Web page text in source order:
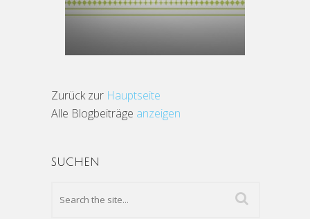
Zurück zur Hauptseite
Alle Blogbeiträge anzeigen
SUCHEN